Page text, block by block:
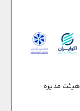
هیئت مدیره